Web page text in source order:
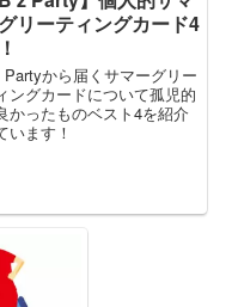
リーティングカード4
Partyから届くサマーグリー
ングカードについて孤児的
かったものベスト4を紹介
います！